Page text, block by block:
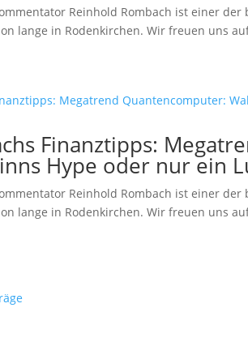
Reinhold Rombach ist einer
lange in Rodenkirchen. Wir freuen uns
Finanztipps:
Hype oder nur ein
Reinhold Rombach ist einer
lange in Rodenkirchen. Wir freuen uns